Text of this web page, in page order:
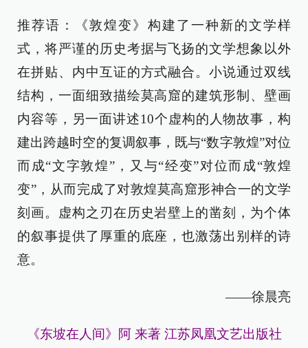
推荐语：《敦煌变》构建了一种新的文学样
式，将严谨的历史考据与飞扬的文学想象以外
在拼贴、内中互证的方式融合。小说通过双线
结构，一面细致描绘莫高窟的建筑形制、壁画
内容等，另一面讲述10个虚构的人物故事，构
建出跨越时空的复调叙事，既与“数字敦煌”对位
而成“文字敦煌”，又与“经变”对位而成“敦煌
变”，从而完成了对敦煌莫高窟形神合一的文学
刻画。虚构之刃在历史岩壁上的凿刻，为个体
的叙事提供了厚重的底座，也激荡出别样的诗
意。
——徐晨亮
《东坡在人间》阿 来著 江苏凤凰文艺出版社